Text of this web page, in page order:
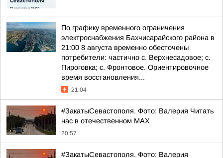
По графику временного ограничения
электроснабжения Бахчисарайского района в
21:00 8 августа временно обесточены
потребители: частично с. Верхнесадовое; с.
Пироговка; с. Фронтовое. Ориентировочное
время восстановления...
21:04
#ЗакатыСевастополя. Фото: Валерия Читать
нас в отечественном MAX
20:57
#ЗакатыСевастополя. Фото: Валерия